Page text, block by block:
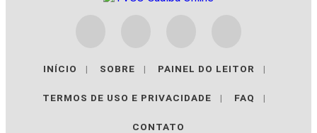
INÍCIO | SOBRE | PAINEL DO LEITOR |
TERMOS DE USO E PRIVACIDADE | FAQ |
CONTATO